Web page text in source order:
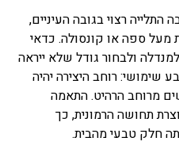
רצוי בגובה העיניים,
מעל ספה או קונסולה. כדאי
ולבחור גודל שלא ייראה
שימושי: רוחב היצירה יהיה
מרוחב הרהיט. התאמה
תחושה הרמונית, כך
חלק טבעי מהבית.